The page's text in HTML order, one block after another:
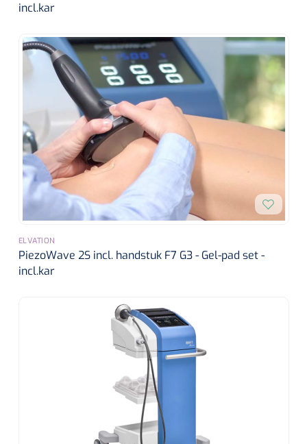
Paraffine verbanden
Siliconen verbanden
Alginaten
Kleeflaag removers
Watten
Verbandhaakjes
Nierbekken
Wondreinigers
incl.kar
ELVATION
PiezoWave 2S incl. handstuk F7 G3 - Gel-pad set -
incl.kar